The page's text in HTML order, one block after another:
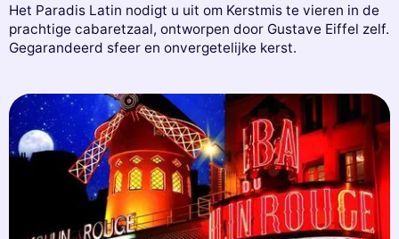
Het Paradis Latin nodigt u uit om Kerstmis te vieren in de
prachtige cabaretzaal, ontworpen door Gustave Eiffel zelf.
Gegarandeerd sfeer en onvergetelijke kerst.